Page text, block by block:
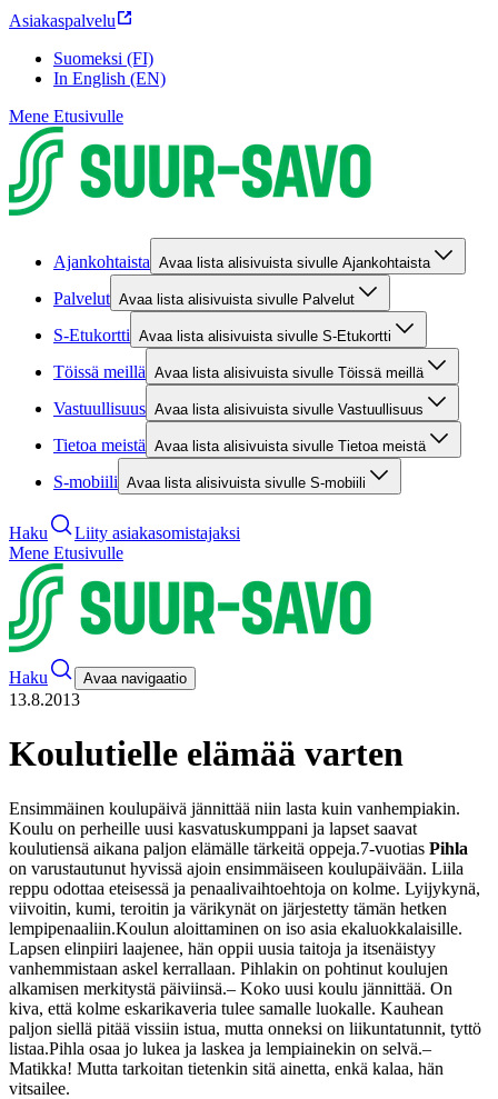
Asiakaspalvelu
Suomeksi (FI)
In English (EN)
Mene Etusivulle
Ajankohtaista Avaa lista alisivuista sivulle Ajankohtaista
Palvelut Avaa lista alisivuista sivulle Palvelut
S-Etukortti Avaa lista alisivuista sivulle S-Etukortti
Töissä meillä Avaa lista alisivuista sivulle Töissä meillä
Vastuullisuus Avaa lista alisivuista sivulle Vastuullisuus
Tietoa meistä Avaa lista alisivuista sivulle Tietoa meistä
S-mobiili Avaa lista alisivuista sivulle S-mobiili
Haku
Liity asiakasomistajaksi
Mene Etusivulle
Haku Avaa navigaatio
13.8.2013
Koulutielle elämää varten
Ensimmäinen koulupäivä jännittää niin lasta kuin vanhempiakin.
Koulu on perheille uusi kasvatuskumppani ja lapset saavat
koulutiensä aikana paljon elämälle tärkeitä oppeja.7-vuotias Pihla
on varustautunut hyvissä ajoin ensimmäiseen koulupäivään. Liila
reppu odottaa eteisessä ja penaalivaihtoehtoja on kolme. Lyijykynä,
viivoitin, kumi, teroitin ja värikynät on järjestetty tämän hetken
lempipenaaliin.Koulun aloittaminen on iso asia ekaluokkalaisille.
Lapsen elinpiiri laajenee, hän oppii uusia taitoja ja itsenäistyy
vanhemmistaan askel kerrallaan. Pihlakin on pohtinut koulujen
alkamisen merkitystä päiviinsä.– Koko uusi koulu jännittää. On
kiva, että kolme eskarikaveria tulee samalle luokalle. Kauhean
paljon siellä pitää vissiin istua, mutta onneksi on liikuntatunnit, tyttö
listaa.Pihla osaa jo lukea ja laskea ja lempiainekin on selvä.–
Matikka! Mutta tarkoitan tietenkin sitä ainetta, enkä kalaa, hän
vitsailee.